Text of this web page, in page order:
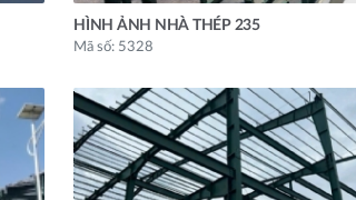
HÌNH ẢNH NHÀ THÉP 235
Mã số: 5328